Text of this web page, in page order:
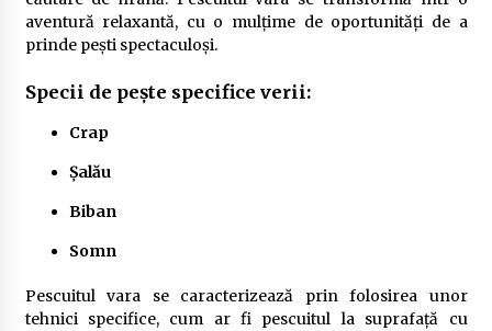
aventură relaxantă, cu o mulțime de oportunități de a
prinde pești spectaculoși.
Specii de pește specifice verii:
Crap
Șalău
Biban
Somn
Pescuitul vara se caracterizează prin folosirea unor
tehnici specifice, cum ar fi pescuitul la suprafață cu